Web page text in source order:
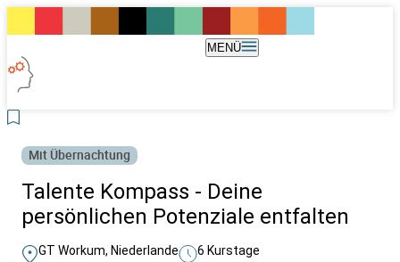
MENÜ
Mit Übernachtung
Talente Kompass - Deine
persönlichen Potenziale entfalten
GT Workum, Niederlande
6 Kurstage